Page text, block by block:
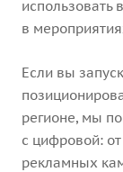
использовать
в
Если вы
регионе, мы
с цифровой:
рекламных